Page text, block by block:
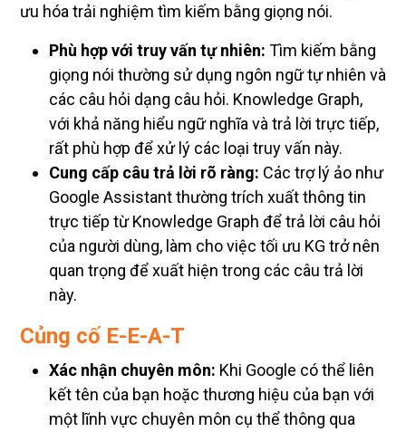
ưu hóa trải nghiệm tìm kiếm bằng giọng nói.
Phù hợp với truy vấn tự nhiên: Tìm kiếm bằng
giọng nói thường sử dụng ngôn ngữ tự nhiên và
các câu hỏi dạng câu hỏi. Knowledge Graph,
với khả năng hiểu ngữ nghĩa và trả lời trực tiếp,
rất phù hợp để xử lý các loại truy vấn này.
Cung cấp câu trả lời rõ ràng: Các trợ lý ảo như
Google Assistant thường trích xuất thông tin
trực tiếp từ Knowledge Graph để trả lời câu hỏi
của người dùng, làm cho việc tối ưu KG trở nên
quan trọng để xuất hiện trong các câu trả lời
này.
Củng cố E-E-A-T
Xác nhận chuyên môn: Khi Google có thể liên
kết tên của bạn hoặc thương hiệu của bạn với
một lĩnh vực chuyên môn cụ thể thông qua